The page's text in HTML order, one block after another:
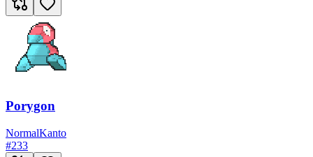
Porygon
NormalKanto
#233